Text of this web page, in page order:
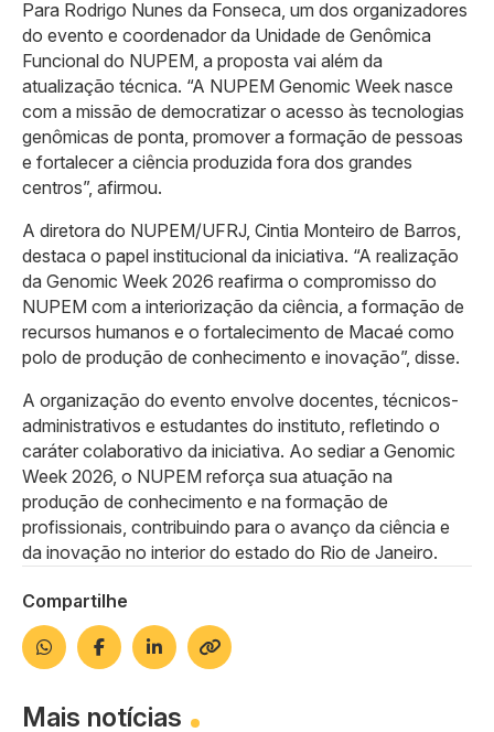
Para Rodrigo Nunes da Fonseca, um dos organizadores
do evento e coordenador da Unidade de Genômica
Funcional do NUPEM, a proposta vai além da
atualização técnica. “A NUPEM Genomic Week nasce
com a missão de democratizar o acesso às tecnologias
genômicas de ponta, promover a formação de pessoas
e fortalecer a ciência produzida fora dos grandes
centros”, afirmou.
A diretora do NUPEM/UFRJ, Cintia Monteiro de Barros,
destaca o papel institucional da iniciativa. “A realização
da Genomic Week 2026 reafirma o compromisso do
NUPEM com a interiorização da ciência, a formação de
recursos humanos e o fortalecimento de Macaé como
polo de produção de conhecimento e inovação”, disse.
A organização do evento envolve docentes, técnicos-
administrativos e estudantes do instituto, refletindo o
caráter colaborativo da iniciativa. Ao sediar a Genomic
Week 2026, o NUPEM reforça sua atuação na
produção de conhecimento e na formação de
profissionais, contribuindo para o avanço da ciência e
da inovação no interior do estado do Rio de Janeiro.
Compartilhe
Mais notícias